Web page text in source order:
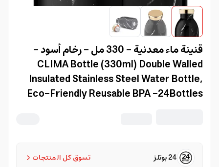
قنينة ماء معدنية - 330 مل - رخام أسود -
CLIMA Bottle (330ml) Double Walled
Insulated Stainless Steel Water Bottle,
Eco-Friendly Reusable BPA -24Bottles
تسوق كل المنتجات 24 بوتلز